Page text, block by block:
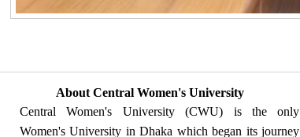
About Central Women's University
Central Women's University (CWU) is the only
Women's University in Dhaka which began its journey